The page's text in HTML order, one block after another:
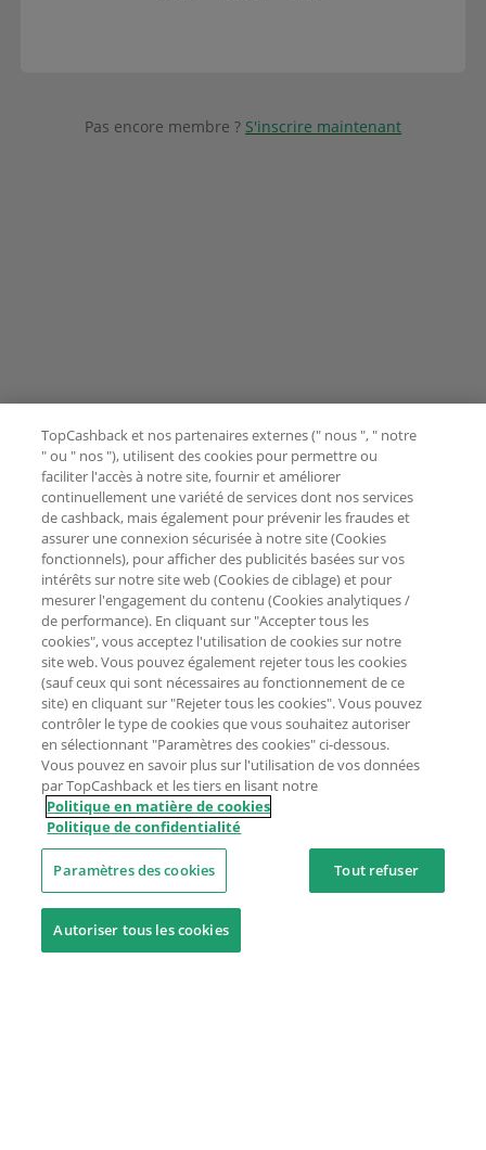
Pas encore membre ? S'inscrire maintenant
TopCashback et nos partenaires externes (" nous ", " notre
" ou " nos "), utilisent des cookies pour permettre ou
faciliter l'accès à notre site, fournir et améliorer
continuellement une variété de services dont nos services
de cashback, mais également pour prévenir les fraudes et
assurer une connexion sécurisée à notre site (Cookies
fonctionnels), pour afficher des publicités basées sur vos
intérêts sur notre site web (Cookies de ciblage) et pour
mesurer l'engagement du contenu (Cookies analytiques /
de performance). En cliquant sur "Accepter tous les
cookies", vous acceptez l'utilisation de cookies sur notre
site web. Vous pouvez également rejeter tous les cookies
(sauf ceux qui sont nécessaires au fonctionnement de ce
site) en cliquant sur "Rejeter tous les cookies". Vous pouvez
contrôler le type de cookies que vous souhaitez autoriser
en sélectionnant "Paramètres des cookies" ci-dessous.
Vous pouvez en savoir plus sur l'utilisation de vos données
par TopCashback et les tiers en lisant notre
Politique en matière de cookies
Politique de confidentialité
Paramètres des cookies Tout refuser
Autoriser tous les cookies